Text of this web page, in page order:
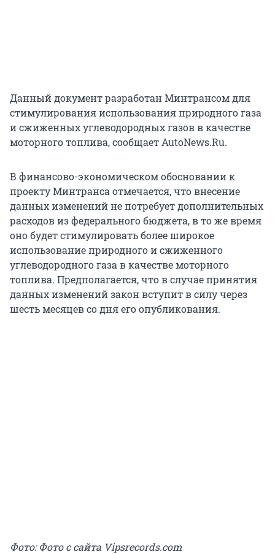
Данный документ разработан Минтрансом для
стимулирования использования природного газа
и сжиженных углеводородных газов в качестве
моторного топлива, сообщает AutoNews.Ru.
В финансово-экономическом обосновании к
проекту Минтранса отмечается, что внесение
данных изменений не потребует дополнительных
расходов из федерального бюджета, в то же время
оно будет стимулировать более широкое
использование природного и сжиженного
углеводородного газа в качестве моторного
топлива. Предполагается, что в случае принятия
данных изменений закон вступит в силу через
шесть месяцев со дня его опубликования.
Фото: Фото с сайта Vipsrecords.com